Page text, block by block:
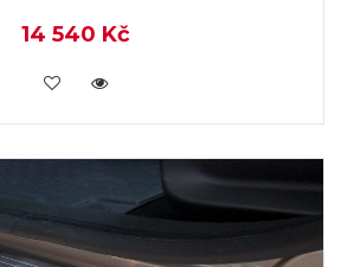
14 540 Kč
KOUPIT